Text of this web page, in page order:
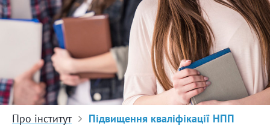
Про інститут Підвищення кваліфікації НПП